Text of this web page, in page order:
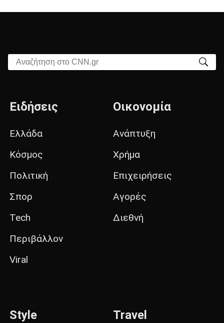
Αναζήτηση στο CNN.gr
Ειδήσεις
Ελλάδα
Κόσμος
Πολιτική
Σπορ
Tech
Περιβάλλον
Viral
Οικονομία
Ανάπτυξη
Χρήμα
Επιχειρήσεις
Αγορές
Διεθνή
Style Travel